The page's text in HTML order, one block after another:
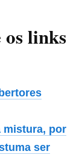
os links
mistura, por
ser